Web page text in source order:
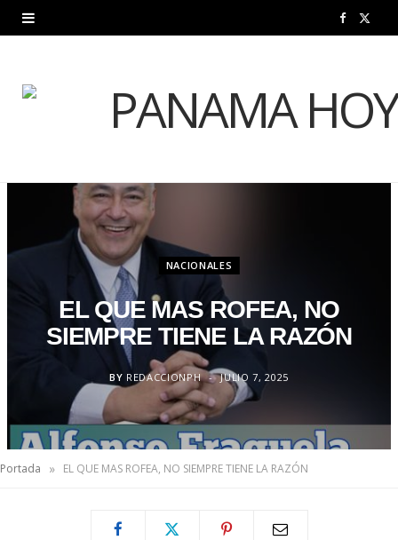
F
e w
NACIONALES
EL QUE MAS ROFEA, NO
SIEMPRE TIENE LA RAZÓN
BY REDACCIONPH JULIO 7, 2025
Portada » EL QUE MAS ROFEA, NO SIEMPRE TIENE LA RAZÓN